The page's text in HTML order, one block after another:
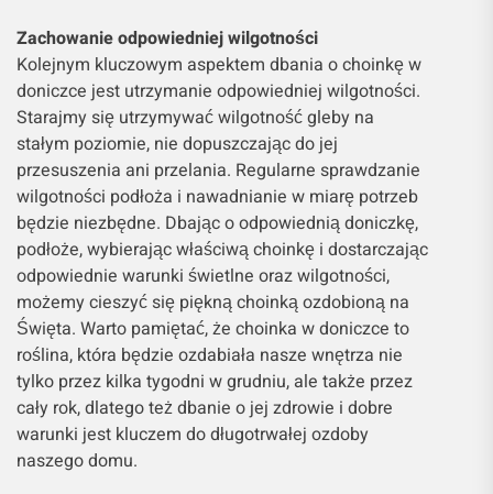
Zachowanie odpowiedniej wilgotności
Kolejnym kluczowym aspektem dbania o choinkę w
doniczce jest utrzymanie odpowiedniej wilgotności.
Starajmy się utrzymywać wilgotność gleby na
stałym poziomie, nie dopuszczając do jej
przesuszenia ani przelania. Regularne sprawdzanie
wilgotności podłoża i nawadnianie w miarę potrzeb
będzie niezbędne. Dbając o odpowiednią doniczkę,
podłoże, wybierając właściwą choinkę i dostarczając
odpowiednie warunki świetlne oraz wilgotności,
możemy cieszyć się piękną choinką ozdobioną na
Święta. Warto pamiętać, że choinka w doniczce to
roślina, która będzie ozdabiała nasze wnętrza nie
tylko przez kilka tygodni w grudniu, ale także przez
cały rok, dlatego też dbanie o jej zdrowie i dobre
warunki jest kluczem do długotrwałej ozdoby
naszego domu.